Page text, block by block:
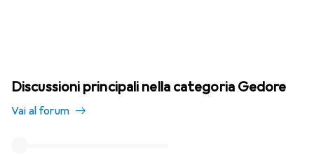
Discussioni principali nella categoria Gedore
Vai al forum